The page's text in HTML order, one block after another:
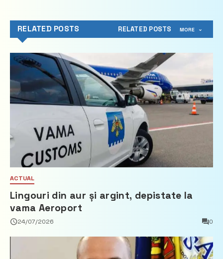
RELATED POSTS RELATED POSTS MORE
ACTUAL
Lingouri din aur și argint, depistate la
vama Aeroport
24/07/2026 0